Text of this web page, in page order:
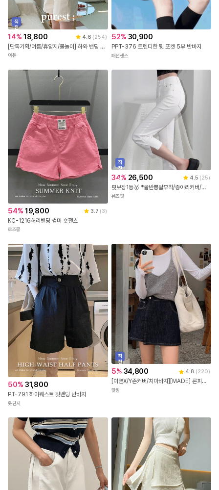
직
진
배
송
14% 18,800 4.6 (254)
[단독기획/여름/휴양지/물놀이] 하와 밴딩 코튼 반바지 하프 팬츠 - 5color
이퓨
52% 30,900
PPT-376 트렌디한 뒷 포켓 5부 반바지
패션센스
54% 19,800 3.7 (3)
KC-1216허리밴딩 썸머 숏팬츠
로즈몽
직
진
배
송
34% 26,500 4.5 (25)
핏보장1등🥇 *골반뽕탈부착/종아리커버/숏롱* 로에븐 옆트임 스판 카프리 5부 7부팬츠 - 2COL
뮤즈핏
50% 31,800
PT-791 하이웨스트 뒷밴딩 반바지
옷단지
직
진
배
송
5% 34,800 4.8 (220)
[이염X/Y존커버/치마바지][MADE] 론피즈 뒷밴딩 랩 데님 치마바지 (25~36)(빅사이즈스커트-빅사이즈반바지-스커트팬츠-논페이드-데님스커트-데님숏팬츠-레이어드-캐주얼룩)
핫핑